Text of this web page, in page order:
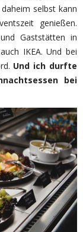
selbst kann
genießen.
Gaststätten in
IKEA. Und bei
Und ich durfte
bei